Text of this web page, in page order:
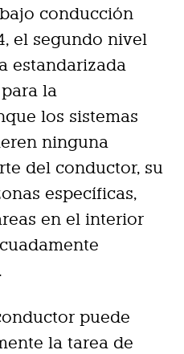
conducción
el segundo nivel
estandarizada
la
los sistemas
ninguna
del conductor, su
específicas,
en el interior
puede
la tarea de